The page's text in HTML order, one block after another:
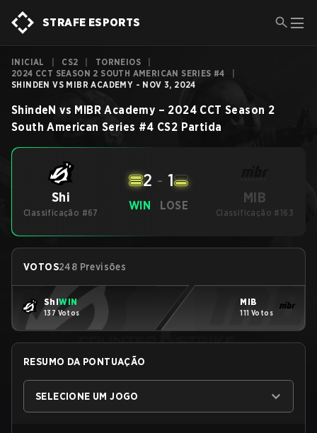
STRAFE ESPORTS
INICIAL CS2 TORNEIOS
2024 CCT SEASON 2 SOUTH AMERICAN SERIES #4
SHINDEN VS MIBR ACADEMY - NOV 3, 2024
ShindeN vs MIBR Academy – 2024 CCT Season 2
South American Series #4 CS2 Partida
Shi
Classificação #67
WIN
2 - 1
LOSE MIB
Classificação #163
VOTOS248 Previsões
ShiWIN
137 Votos
MIB
111 Votos
RESUMO DA PONTUAÇÃO
SELECIONE UM JOGO